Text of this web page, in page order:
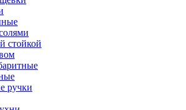
стойкой
ручки